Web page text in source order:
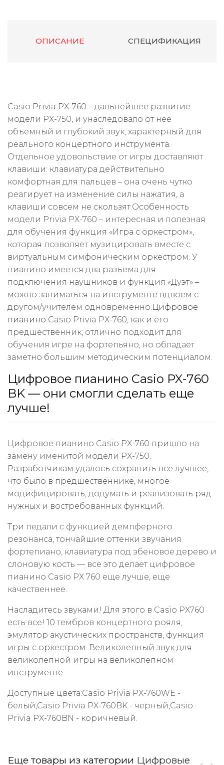
ОПИСАНИЕ СПЕЦИФИКАЦИЯ
Casio Privia PX-760 – дальнейшее развитие
модели PX-750, и унаследовало от нее
объемный и глубокий звук, характерный для
реального концертного инструмента.
Отдельное удовольствие от игры доставляют
клавиши: клавиатура действительно
комфортная для пальцев – она очень чутко
реагирует на изменение силы нажатия, а
клавиши совсем не скользят.Особенность
модели Privia PX-760 – интересная и полезная
для обучения функция «Игра с оркестром»,
которая позволяет музицировать вместе с
виртуальным симфоническим оркестром. У
пианино имеется два разъема для
подключения наушников и функция «Дуэт» –
можно заниматься на инструменте вдвоем с
другом/учителем одновременно. Цифровое
пианино Casio Privia PX-760, как и его
предшественник, отлично подходит для
обучения игре на фортепьяно, но обладает
заметно большим методическим потенциалом.
Цифровое пианино Casio PX-760
BK — они смогли сделать еще
лучше!
Цифровое пианино Casio PX-760 пришло на
замену именитой модели PX-750.
Разработчикам удалось сохранить все лучшее,
что было в предшественнике, многое
модифицировать, додумать и реализовать ряд
нужных и востребованных функций.
Три педали с функцией демпферного
резонанса, тончайшие оттенки звучания
фортепиано, клавиатура под эбеновое дерево и
слоновую кость — все это делает цифровое
пианино Casio PX 760 еще лучше, еще
качественнее.
Насладитесь звуками! Для этого в Casio PX760
есть все! 10 тембров концертного рояля,
эмулятор акустических пространств, функция
игры с оркестром. Великолепный звук для
великолепной игры на великолепном
инструменте.
Доступные цвета:Casio Privia PX-760WE -
белый,Casio Privia PX-760BK - черный,Casio
Privia PX-760BN - коричневый.
Еще товары из категории Цифровые